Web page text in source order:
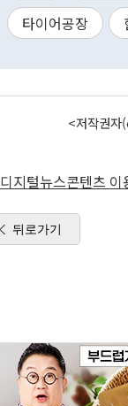
타이어공장
<저작권자
디지털뉴스콘텐츠 이
뒤로가기